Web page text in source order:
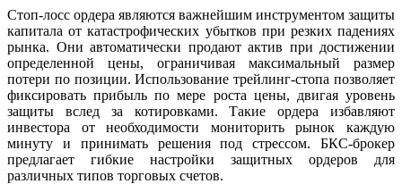
Стоп-лосс ордера являются важнейшим инструментом защиты
капитала от катастрофических убытков при резких падениях
рынка. Они автоматически продают актив при достижении
определенной цены, ограничивая максимальный размер
потери по позиции. Использование трейлинг-стопа позволяет
фиксировать прибыль по мере роста цены, двигая уровень
защиты вслед за котировками. Такие ордера избавляют
инвестора от необходимости мониторить рынок каждую
минуту и принимать решения под стрессом. БКС-брокер
предлагает гибкие настройки защитных ордеров для
различных типов торговых счетов.